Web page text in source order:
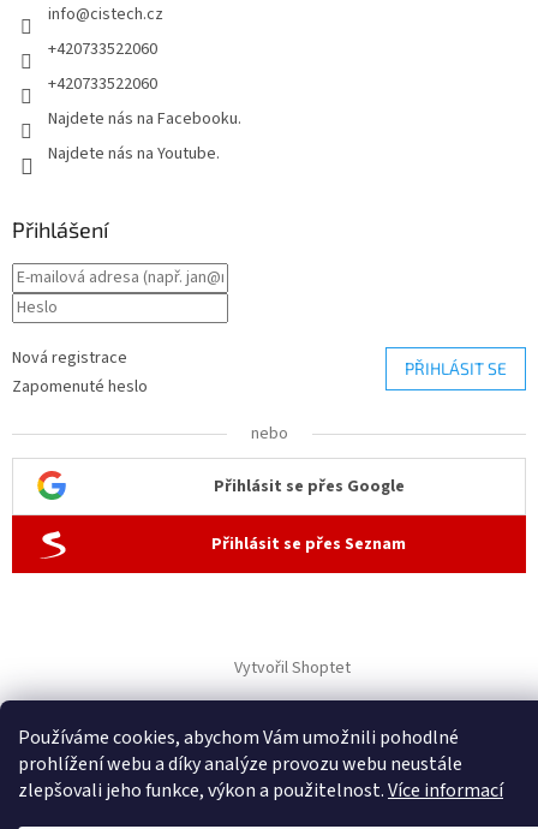
Používáme cookies, abychom Vám umožnili pohodlné
prohlížení webu a díky analýze provozu webu neustále
zlepšovali jeho funkce, výkon a použitelnost.Více informací
info@cistech.cz
+420733522060
+420733522060
Najdete nás na Facebooku.
Najdete nás na Youtube.
Přihlášení
PŘIHLÁSIT SE
Nová registrace
Zapomenuté heslo
nebo
Přihlásit se přes Google
Přihlásit se přes Seznam
Vytvořil Shoptet
Copyright 2026ČisTech . Všechna práva vyhrazena.